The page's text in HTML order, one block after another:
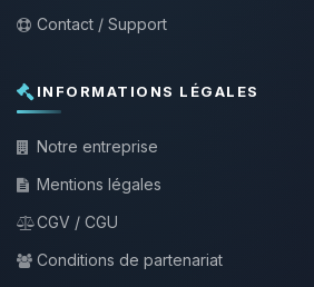
Contact / Support
INFORMATIONS LÉGALES
Notre entreprise
Mentions légales
CGV / CGU
Conditions de partenariat